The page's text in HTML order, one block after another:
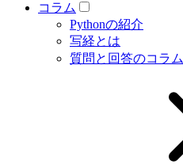
コラム
Pythonの紹介
写経とは
質問と回答のコラム